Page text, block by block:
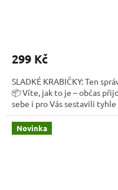
299 Kč
SLADKÉ KRABIČKY: Ten
📦 Víte, jak to je – občas
sebe i pro Vás sestavili
Novinka